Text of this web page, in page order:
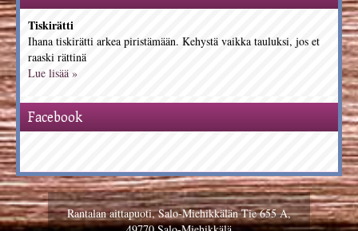
Tiskirätti
Ihana tiskirätti arkea piristämään. Kehystä vaikka tauluksi, jos et
raaski rättinä
Lue lisää »
Facebook
Rantalan aittapuoti, Salo-Miehikkälän Tie 655 A,